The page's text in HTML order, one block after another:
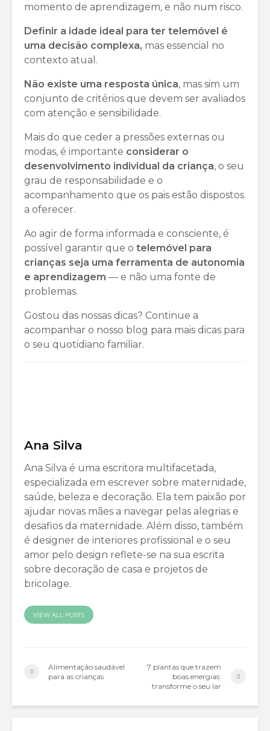
momento de aprendizagem, e não num risco.
Definir a idade ideal para ter telemóvel é
uma decisão complexa, mas essencial no
contexto atual.
Não existe uma resposta única, mas sim um
conjunto de critérios que devem ser avaliados
com atenção e sensibilidade.
Mais do que ceder a pressões externas ou
modas, é importante considerar o
desenvolvimento individual da criança, o seu
grau de responsabilidade e o
acompanhamento que os pais estão dispostos
a oferecer.
Ao agir de forma informada e consciente, é
possível garantir que o telemóvel para
crianças seja uma ferramenta de autonomia
e aprendizagem — e não uma fonte de
problemas.
Gostou das nossas dicas? Continue a
acompanhar o nosso blog para mais dicas para
o seu quotidiano familiar.
Ana Silva
Ana Silva é uma escritora multifacetada,
especializada em escrever sobre maternidade,
saúde, beleza e decoração. Ela tem paixão por
ajudar novas mães a navegar pelas alegrias e
desafios da maternidade. Além disso, também
é designer de interiores profissional e o seu
amor pelo design reflete-se na sua escrita
sobre decoração de casa e projetos de
bricolage.
VIEW ALL POSTS
Alimentação saudável
para as crianças
7 plantas que trazem
boas energias:
transforme o seu lar